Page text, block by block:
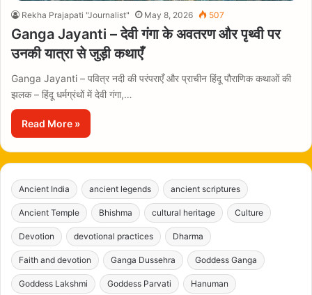
Rekha Prajapati "Journalist" May 8, 2026 507
Ganga Jayanti – देवी गंगा के अवतरण और पृथ्वी पर
उनकी यात्रा से जुड़ी कथाएँ
Ganga Jayanti – पवित्र नदी की परंपराएँ और प्राचीन हिंदू पौराणिक कथाओं की
झलक – हिंदू धर्मग्रंथों में देवी गंगा,…
Read More »
Ancient India ancient legends ancient scriptures
Ancient Temple Bhishma cultural heritage Culture
Devotion devotional practices Dharma
Faith and devotion Ganga Dussehra Goddess Ganga
Goddess Lakshmi Goddess Parvati Hanuman